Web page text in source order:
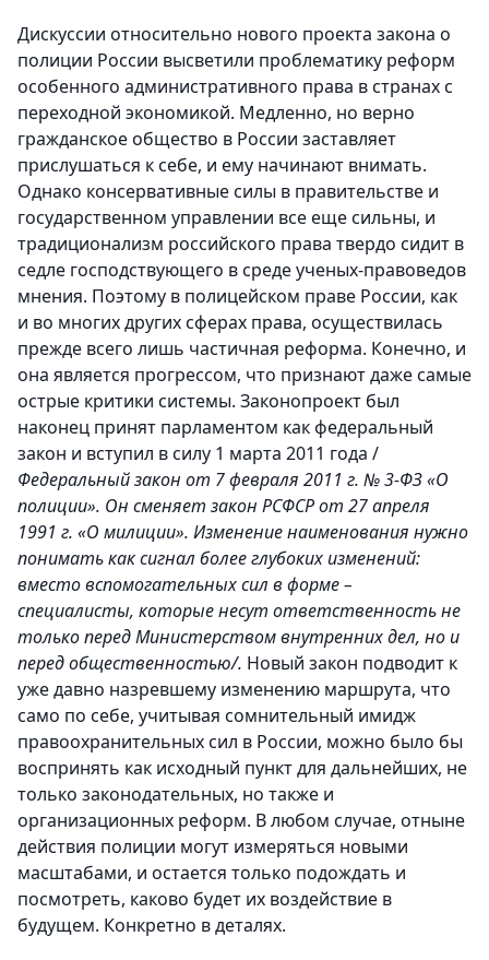
Дискуссии относительно нового проекта закона о
полиции России высветили проблематику реформ
особенного административного права в странах с
переходной экономикой. Медленно, но верно
гражданское общество в России заставляет
прислушаться к себе, и ему начинают внимать.
Однако консервативные силы в правительстве и
государственном управлении все еще сильны, и
традиционализм российского права твердо сидит в
седле господствующего в среде ученых-правоведов
мнения. Поэтому в полицейском праве России, как
и во многих других сферах права, осуществилась
прежде всего лишь частичная реформа. Конечно, и
она является прогрессом, что признают даже самые
острые критики системы. Законопроект был
наконец принят парламентом как федеральный
закон и вступил в силу 1 марта 2011 года /
Федеральный закон от 7 февраля 2011 г. № 3-ФЗ «О
полиции». Он сменяет закон РСФСР от 27 апреля
1991 г. «О милиции». Изменение наименования нужно
понимать как сигнал более глубоких изменений:
вместо вспомогательных сил в форме –
специалисты, которые несут ответственность не
только перед Министерством внутренних дел, но и
перед общественностью/. Новый закон подводит к
уже давно назревшему изменению маршрута, что
само по себе, учитывая сомнительный имидж
правоохранительных сил в России, можно было бы
воспринять как исходный пункт для дальнейших, не
только законодательных, но также и
организационных реформ. В любом случае, отныне
действия полиции могут измеряться новыми
масштабами, и остается только подождать и
посмотреть, каково будет их воздействие в
будущем. Конкретно в деталях.